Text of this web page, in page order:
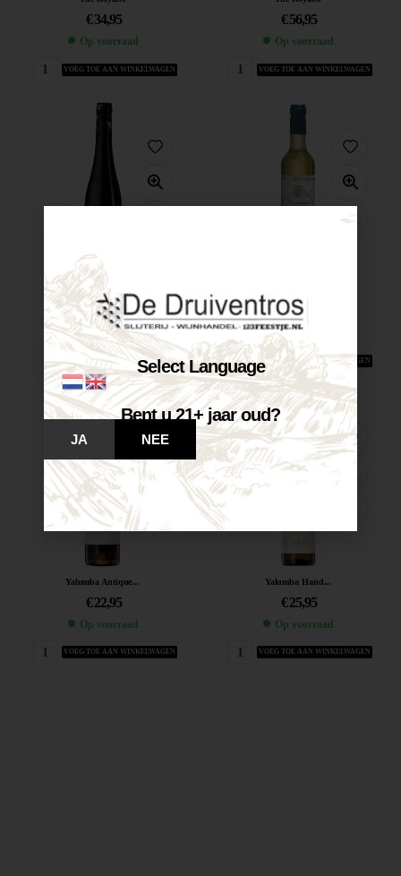
€34,95
Op voorraad
VOEG TOE AAN WINKELWAGEN
€56,95
Op voorraad
VOEG TOE AAN WINKELWAGEN
The Royal...
€ 17,45
Op voorraad
VOEG TOE AAN WINKELWAGEN
€11,95
Op voorraad
VOEG TOE AAN WINKELWAGEN
Yalumba Antique...
€22,95
Op voorraad
VOEG TOE AAN WINKELWAGEN
Yalumba Hand...
€25,95
Op voorraad
VOEG TOE AAN WINKELWAGEN
Select Language
Bent u 21+ jaar oud?
JA NEE